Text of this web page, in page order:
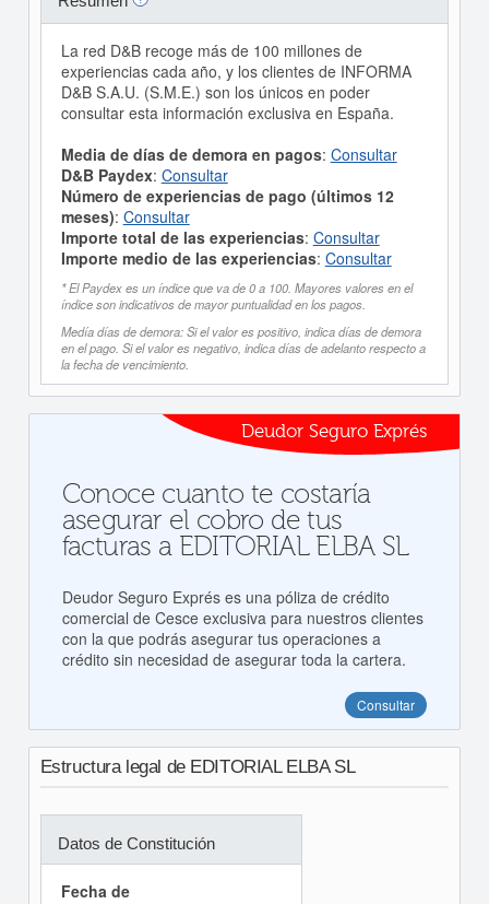
La red D&B recoge más de 100 millones de
experiencias cada año, y los clientes de INFORMA
D&B S.A.U. (S.M.E.) son los únicos en poder
consultar esta información exclusiva en España.
Media de días de demora en pagos: Consultar
D&B Paydex: Consultar
Número de experiencias de pago (últimos 12
meses): Consultar
Importe total de las experiencias: Consultar
Importe medio de las experiencias: Consultar
* El Paydex es un índice que va de 0 a 100. Mayores valores en el
índice son indicativos de mayor puntualidad en los pagos.
Medía días de demora: Si el valor es positivo, indica días de demora
en el pago. Si el valor es negativo, indica días de adelanto respecto a
la fecha de vencimiento.
Deudor Seguro Exprés
Conoce cuanto te costaría
asegurar el cobro de tus
facturas a EDITORIAL ELBA SL
Deudor Seguro Exprés es una póliza de crédito
comercial de Cesce exclusiva para nuestros clientes
con la que podrás asegurar tus operaciones a
crédito sin necesidad de asegurar toda la cartera.
Consultar
Estructura legal de EDITORIAL ELBA SL
Datos de Constitución
Fecha de